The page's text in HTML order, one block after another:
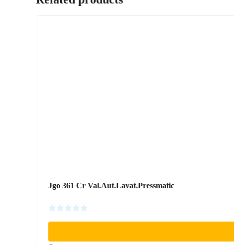
Jgo 361 Cr Val.Aut.Lavat.Pressmatic